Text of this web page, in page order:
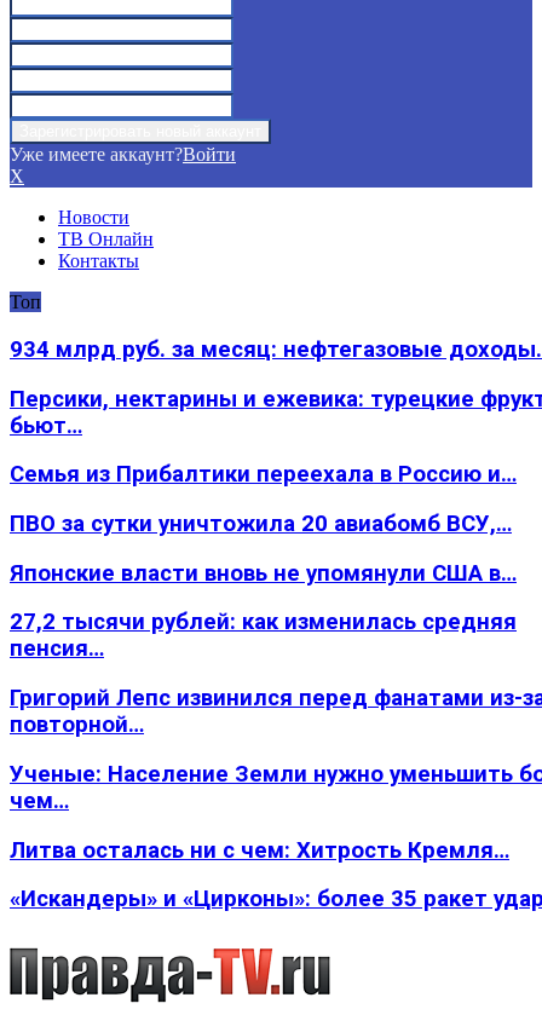
Уже имеете аккаунт?Войти
X
Новости
ТВ Онлайн
Контакты
Топ
934 млрд руб. за месяц: нефтегазовые
Персики, нектарины и ежевика: турецкие
бьют…
Семья из Прибалтики переехала в Россию и…
ПВО за сутки уничтожила 20 авиабомб ВСУ,…
Японские власти вновь не упомянули США в…
27,2 тысячи рублей: как изменилась средняя
пенсия…
Григорий Лепс извинился перед фанатами из-
повторной…
Ученые: Население Земли нужно уменьшить
чем…
Литва осталась ни с чем: Хитрость Кремля…
«Искандеры» и «Цирконы»: более 35 ракет